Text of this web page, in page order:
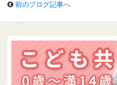
前のブログ記事へ